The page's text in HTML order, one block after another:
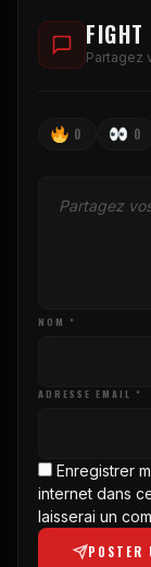
Partagez
0 0
NOM *
ADRESSE EMAIL *
Enregistrer
internet dans
laisserai un
POSTER